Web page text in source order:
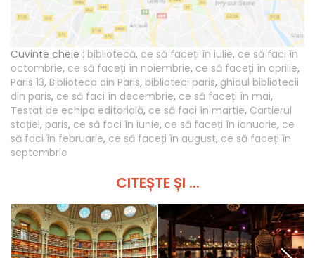
Cuvinte cheie : bibliotecă, ce să faceți în iulie, ce să faci în
octombrie, ce să faceți în noiembrie, ce să faceți în aprilie,
Paris 13, Biblioteca din Paris, biblioteci paris, ghidul bibliotecii
din paris, ce să faci în decembrie, ce să faceți în mai,
Testat de echipa editorială, ce să faci în martie, Cartierul
stației, paris, ce să faci în iunie, ce să faceți în ianuarie, ce
să faci în februarie, ce să faceți în august, ce să faceți în
septembrie
CITEȘTE ȘI ...